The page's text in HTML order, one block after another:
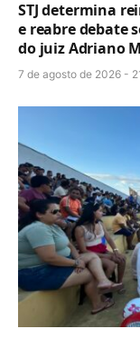
STJ determina
e reabre debate
do juiz Adriano
7 de agosto de 2026 -